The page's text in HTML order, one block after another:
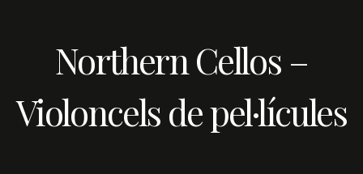
Northern Cellos –
Violoncels de pel·lícules